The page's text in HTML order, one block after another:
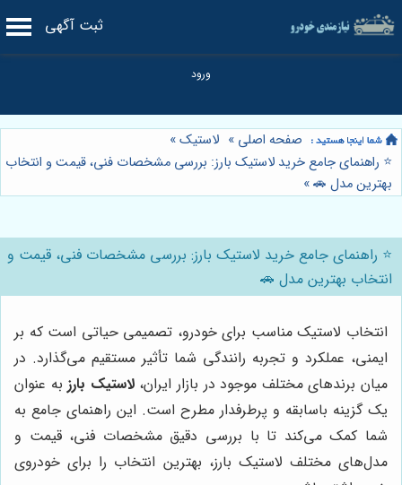
ثبت آگهی
صفحه اصلی » لاستیک»
⭐️ راهنمای جامع خرید لاستیک بارز: بررسی مشخصات فنی، قیمت و انتخاب
بهترین مدل 🚗»
⭐️ راهنمای جامع خرید لاستیک بارز: بررسی مشخصات فنی، قیمت و
انتخاب بهترین مدل 🚗
انتخاب لاستیک مناسب برای خودرو، تصمیمی حیاتی است که بر
ایمنی، عملکرد و تجربه رانندگی شما تأثیر مستقیم می‌گذارد. در
میان برندهای مختلف موجود در بازار ایران،لاستیک بارزبه عنوان
یک گزینه باسابقه و پرطرفدار مطرح است. این راهنمای جامع به
شما کمک می‌کند تا با بررسی دقیق مشخصات فنی، قیمت و
مدل‌های مختلف لاستیک بارز، بهترین انتخاب را برای خودروی